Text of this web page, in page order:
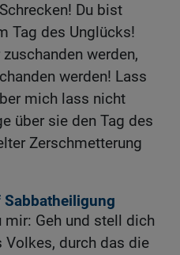
Du bist
Tag des Unglücks!
werden,
werden! Lass
mich lass nicht
über sie den Tag des
Zerschmetterung
mir: Geh und stell dich
Volkes, durch das die